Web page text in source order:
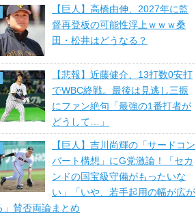
【巨人】高橋由伸、2027年に監
督再登板の可能性浮上ｗｗｗ桑
田・松井はどうなる？
【悲報】近藤健介、13打数0安打
でWBC終戦。最後は見逃し三振
にファン絶句「最強の1番打者が
どうして…」
【巨人】吉川尚輝の「サードコン
バート構想」にG党激論！「セカ
ンドの国宝級守備がもったいな
い」「いや、若手起用の幅が広が
」賛否両論まとめ